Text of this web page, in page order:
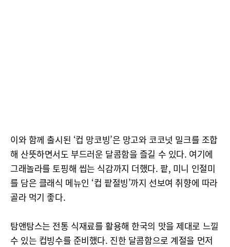
이와 함께 출시된 ‘컵 망코빙’은 망고와 코코넛 밀크를 조합
해 산뜻하면서도 부드러운 달콤함을 즐길 수 있다. 여기에
그래놀라를 토핑해 씹는 식감까지 더했다. 팥, 미니 인절미
를 담은 클래식 메뉴인 ‘컵 팥절빙’까지 선보여 취향에 따라
골라 먹기 좋다.
탐앤탐스는 전통 식재료를 활용해 한국의 맛을 제대로 느낄
수 있는 컵빙수를 준비했다. 진한 달콤함으로 계절을 먼저